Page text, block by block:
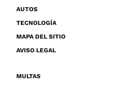
AUTOS
TECNOLOGÍA
MAPA DEL SITIO
AVISO LEGAL
MULTAS